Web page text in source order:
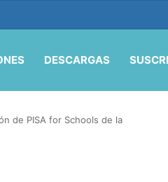
DESCARGAS
de PISA for Schools de la